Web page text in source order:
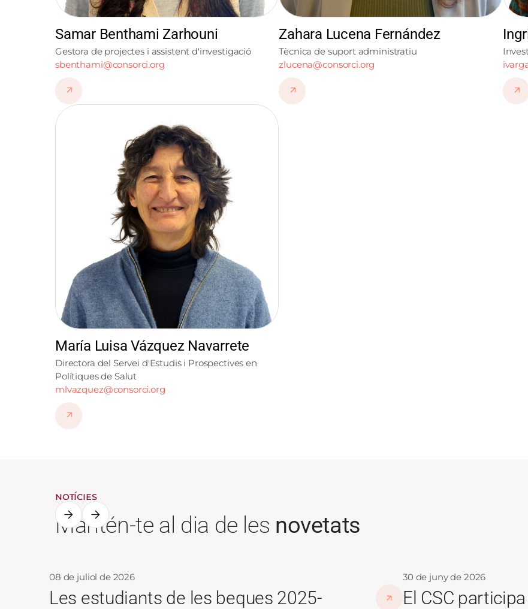
Samar Benthami Zarhouni
Gestora de projectes i assistent d'investigació
sbenthami@consorci.org
Zahara Lucena Fernández
Tècnica de suport administratiu
zlucena@consorci.org
Imatge
María Luisa Vázquez Navarrete
Directora del Servei d'Estudis i Prospectives en
Polítiques de Salut
mlvazquez@consorci.org
NOTÍCIES
Mantén-te al dia de les novetats
08 de juliol de 2026
Les estudiants de les beques 2025-
30 de juny de 2026
El CSC